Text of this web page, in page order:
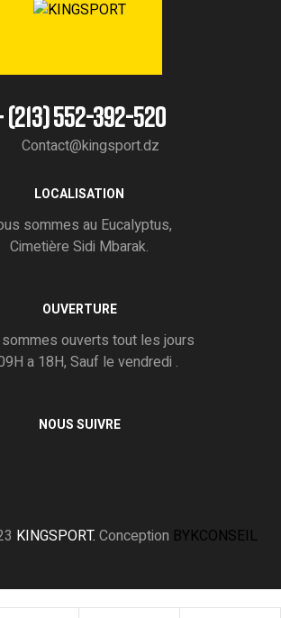
(213) 552-392-520
Contact@kingsport.dz
LOCALISATION
sommes au Eucalyptus,
Cimetière Sidi Mbarak.
OUVERTURE
ouverts tout les jours
a 18H, Sauf le vendredi .
NOUS SUIVRE
KINGSPORT. Conception BYKCONSEIL